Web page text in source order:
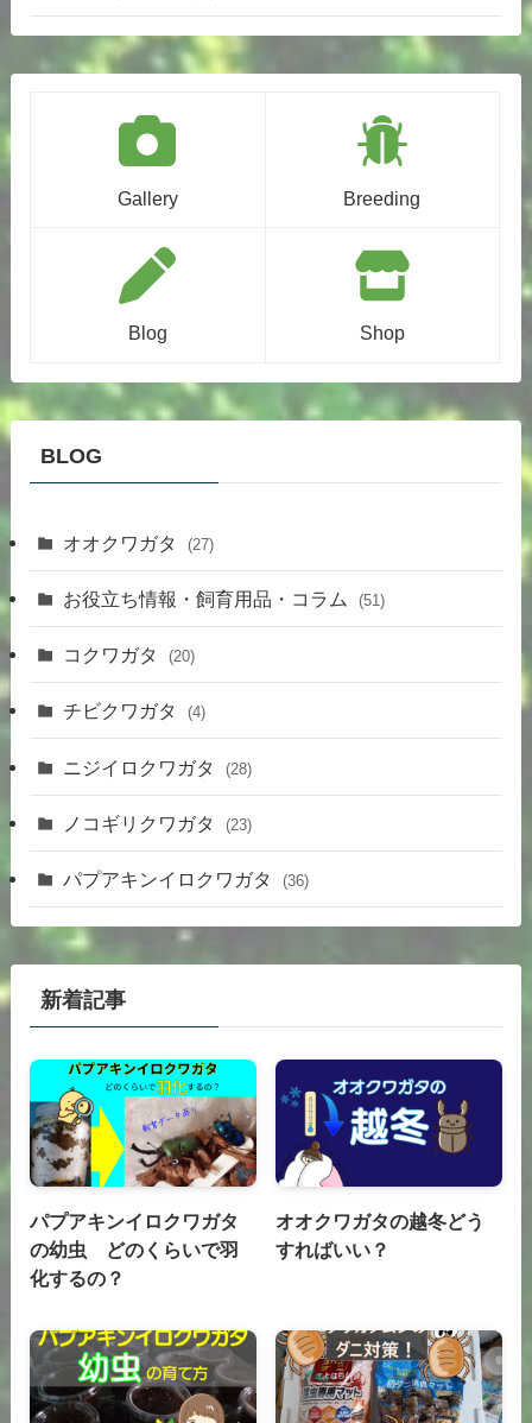
Gallery Breeding
Blog Shop
BLOG
オオクワガタ (27)
お役立ち情報・飼育用品・コラム (51)
コクワガタ (20)
チビクワガタ (4)
ニジイロクワガタ (28)
ノコギリクワガタ (23)
パプアキンイロクワガタ (36)
新着記事
パプアキンイロクワガタ
の幼虫 どのくらいで羽
化するの？
オオクワガタの越冬どう
すればいい？